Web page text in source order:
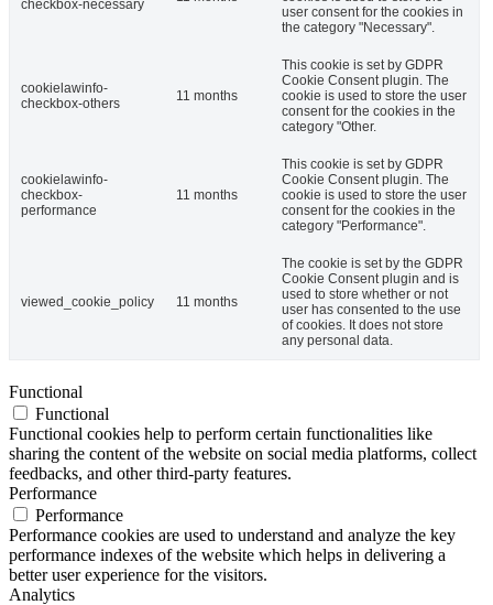
checkbox-necessary
user consent for the cookies in
the category "Necessary".
cookielawinfo-
checkbox-others
11 months
This cookie is set by GDPR
Cookie Consent plugin. The
cookie is used to store the user
consent for the cookies in the
category "Other.
cookielawinfo-
checkbox-
performance
11 months
This cookie is set by GDPR
Cookie Consent plugin. The
cookie is used to store the user
consent for the cookies in the
category "Performance".
viewed_cookie_policy 11 months
The cookie is set by the GDPR
Cookie Consent plugin and is
used to store whether or not
user has consented to the use
of cookies. It does not store
any personal data.
Functional
Functional
Functional cookies help to perform certain functionalities like
sharing the content of the website on social media platforms, collect
feedbacks, and other third-party features.
Performance
Performance
Performance cookies are used to understand and analyze the key
performance indexes of the website which helps in delivering a
better user experience for the visitors.
Analytics